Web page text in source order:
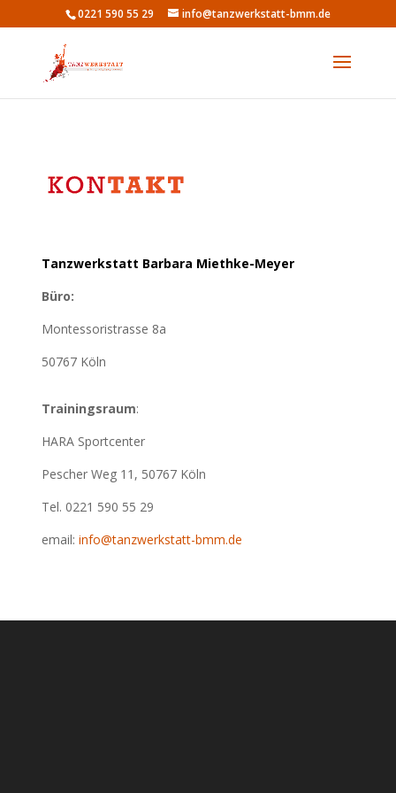
0221 590 55 29 info@tanzwerkstatt-bmm.de
Tanzwerkstatt Barbara Miethke-Meyer
Büro:
Montessoristrasse 8a
50767 Köln
Trainingsraum:
HARA Sportcenter
Pescher Weg 11, 50767 Köln
Tel. 0221 590 55 29
email: info@tanzwerkstatt-bmm.de